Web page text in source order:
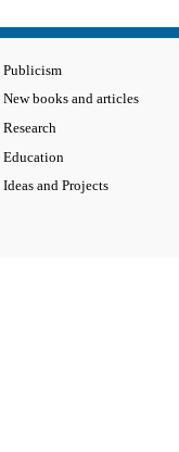
Publicism
New books and articles
Research
Education
Ideas and Projects